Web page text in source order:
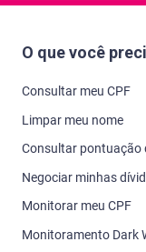
O que você
Consultar meu CPF
Limpar meu nome
Consultar pontuação
Negociar minhas
Monitorar meu CPF
Monitoramento Dark